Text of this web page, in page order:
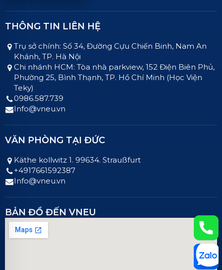
THÔNG TIN LIÊN HỆ
Trụ sở chính: Số 34, Đường Cựu Chiến Binh, Nam An
Khánh, TP. Hà Nội
Chi nhánh HCM: Tòa nhà parkview, 152 Điện Biên Phủ,
Phường 25, Bình Thạnh, TP. Hồ Chí Minh (Học Viện
Teky)
0986.587.739
Info@vneu.vn
VĂN PHÒNG TẠI ĐỨC
Käthe kollwitz 1. 99634. Straußfurt
+4917661592387
Info@vneu.vn
BẢN ĐỒ ĐẾN VNEU